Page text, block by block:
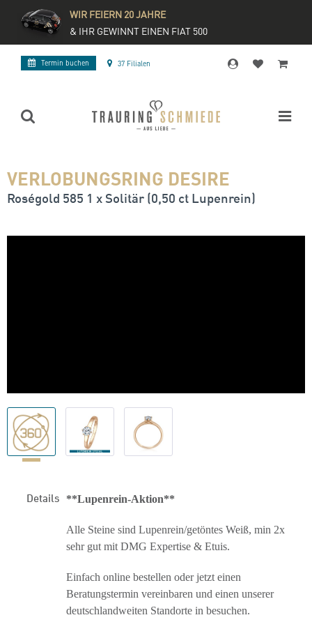
WIR FEIERN 20 JAHRE
& IHR GEWINNT EINEN FIAT 500
Termin buchen 37 Filialen
VERLOBUNGSRING DESIRE
Roségold 585 1 x Solitär (0,50 ct Lupenrein)
Details **Lupenrein-Aktion**
Alle Steine sind Lupenrein/getöntes Weiß, min 2x
sehr gut mit DMG Expertise & Etuis.
Einfach online bestellen oder jetzt einen
Beratungstermin vereinbaren und einen unserer
deutschlandweiten Standorte in besuchen.